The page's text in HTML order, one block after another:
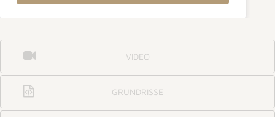
VIDEO
GRUNDRISSE